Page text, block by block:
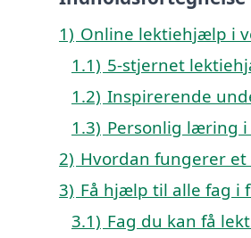
1) Online lektiehjælp i
1.1) 5-stjernet
1.2) Inspirerende
1.3) Personlig læring
2) Hvordan fungerer
3) Få hjælp til alle fag i
3.1) Fag du kan få